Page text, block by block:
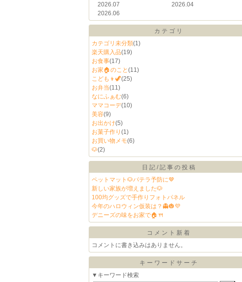
2026.07
2026.06
2026.04
カテゴリ
カテゴリ未分類(1)
楽天購入品(19)
お食事(17)
お家🏠のこと (11)
こども👦🦖(25)
お弁当(11)
なにふぁむ(6)
ママコーデ(10)
美容(9)
お出かけ(5)
お菓子作り (1)
お買い物メモ(6)
🐶(2)
日記/記事の投稿
ペットマット🐶パテラ予防に🤎
新しい家族が増えました🐶
100均グッズで手作りフォトパネル
今年のハロウィン仮装は？👻🎃💜
デニーズの味をお家で🏠🍴
コメント新着
コメントに書き込みはありません。
キーワードサーチ
▼キーワード検索